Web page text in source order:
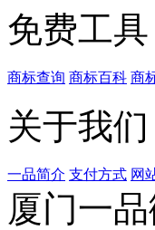
免费工具
商标查询 商标百科 商
关于我们
一品简介 支付方式 网
厦门一